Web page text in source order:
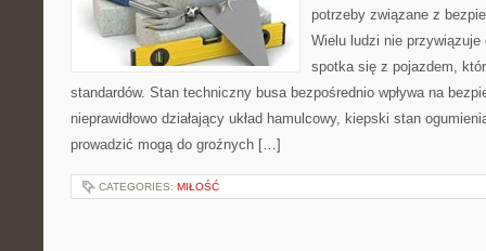
potrzeby związane z
Wielu ludzi nie
spotka się z pojazdem,
standardów. Stan techniczny busa bezpośrednio wpływa na
nieprawidłowo działający układ hamulcowy, kiepski stan
prowadzić mogą do groźnych […]
CATEGORIES: MIŁOŚĆ